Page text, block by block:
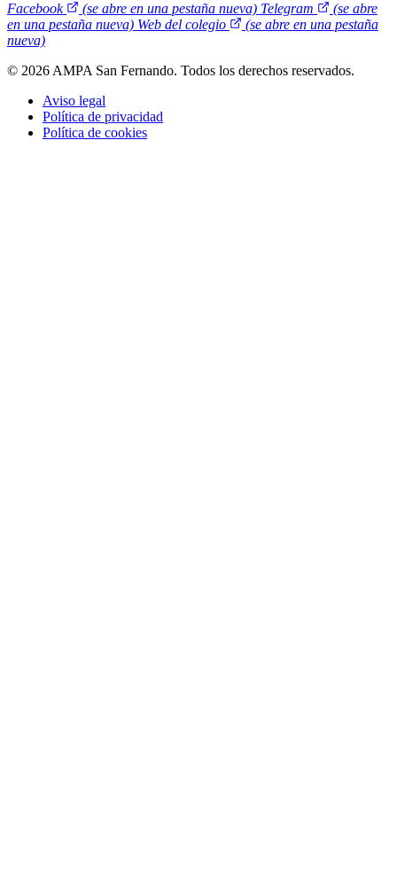
Facebook
(se abre en una pestaña nueva) Telegram
(se abre
en una pestaña nueva) Web del colegio
(se abre en una pestaña
nueva)
© 2026 AMPA San Fernando. Todos los derechos reservados.
Aviso legal
Política de privacidad
Política de cookies